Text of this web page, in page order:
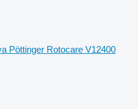
Pöttinger Rotocare V12400